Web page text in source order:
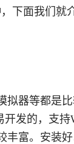
下面我们就
拟器等都是
发的，支持
丰富。安装